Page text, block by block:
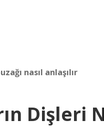
nasıl anlaşılır
Dişleri